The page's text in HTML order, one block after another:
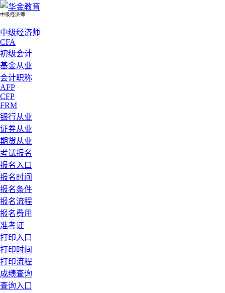
中级经济师
中级经济师
CFA
初级会计
基金从业
会计职称
AFP
CFP
FRM
银行从业
证券从业
期货从业
考试报名
报名入口
报名时间
报名条件
报名流程
报名费用
准考证
打印入口
打印时间
打印流程
成绩查询
查询入口